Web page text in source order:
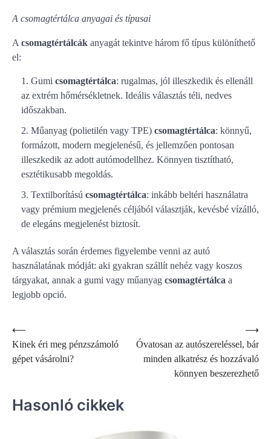
A csomagtértálca anyagai és típusai
A csomagtértálcák anyagát tekintve három fő típus különíthető
el:
Gumi csomagtértálca: rugalmas, jól illeszkedik és ellenáll
az extrém hőmérsékletnek. Ideális választás téli, nedves
időszakban.
Műanyag (polietilén vagy TPE) csomagtértálca: könnyű,
formázott, modern megjelenésű, és jellemzően pontosan
illeszkedik az adott autómodellhez. Könnyen tisztítható,
esztétikusabb megoldás.
Textilborítású csomagtértálca: inkább beltéri használatra
vagy prémium megjelenés céljából választják, kevésbé vízálló,
de elegáns megjelenést biztosít.
A választás során érdemes figyelembe venni az autó
használatának módját: aki gyakran szállít nehéz vagy koszos
tárgyakat, annak a gumi vagy műanyag csomagtértálca a
legjobb opció.
Bejegyzés
navigáció
⟵
Kinek éri meg pénzszámoló
gépet vásárolni?
Óvatosan az autószereléssel, bár
minden alkatrész és hozzávaló
könnyen beszerezhető
⟶
Hasonló cikkek